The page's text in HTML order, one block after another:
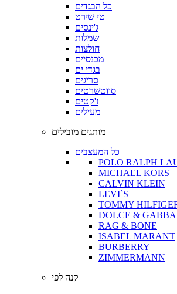
כל הבגדים
טי שירט
ג'ינסים
שמלות
חולצות
מכנסיים
בגדי ים
סריגים
סווטשרטים
ז'קטים
מעילים
מותגים מובילים
כל המעצבים
POLO RALPH
MICHAEL KORS
CALVIN KLEIN
LEVI`S
TOMMY
DOLCE &
RAG & BONE
ISABEL MARANT
BURBERRY
ZIMMERMANN
קנה לפי